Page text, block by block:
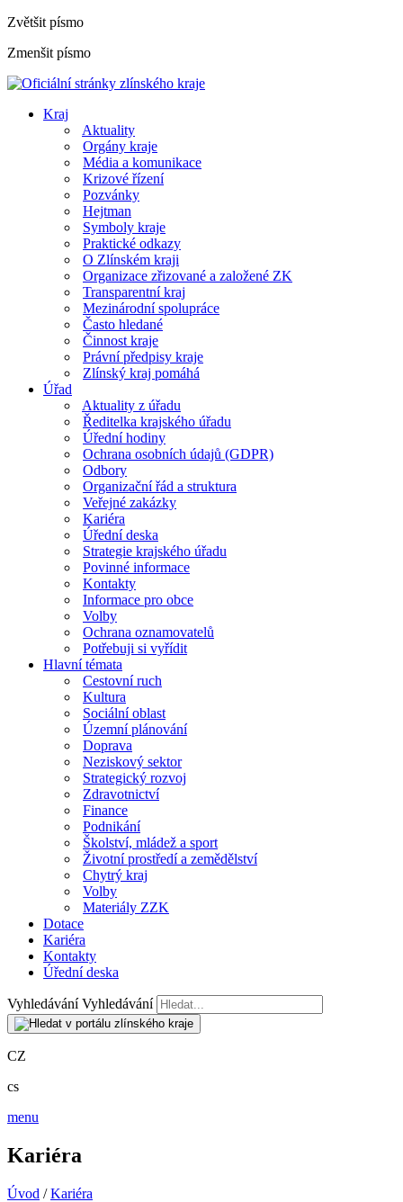
Zvětšit písmo
Zmenšit písmo
Kraj
Aktuality
Orgány kraje
Média a komunikace
Krizové řízení
Pozvánky
Hejtman
Symboly kraje
Praktické odkazy
O Zlínském kraji
Organizace zřizované a založené ZK
Transparentní kraj
Mezinárodní spolupráce
Často hledané
Činnost kraje
Právní předpisy kraje
Zlínský kraj pomáhá
Úřad
Aktuality z úřadu
Ředitelka krajského úřadu
Úřední hodiny
Ochrana osobních údajů (GDPR)
Odbory
Organizační řád a struktura
Veřejné zakázky
Kariéra
Úřední deska
Strategie krajského úřadu
Povinné informace
Kontakty
Informace pro obce
Volby
Ochrana oznamovatelů
Potřebuji si vyřídit
Hlavní témata
Cestovní ruch
Kultura
Sociální oblast
Územní plánování
Doprava
Neziskový sektor
Strategický rozvoj
Zdravotnictví
Finance
Podnikání
Školství, mládež a sport
Životní prostředí a zemědělství
Chytrý kraj
Volby
Materiály ZZK
Dotace
Kariéra
Kontakty
Úřední deska
Vyhledávání Vyhledávání
CZ
cs
menu
Kariéra
Úvod /Kariéra